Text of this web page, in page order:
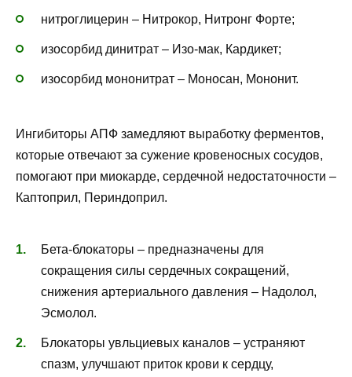
нитроглицерин – Нитрокор, Нитронг Форте;
изосорбид динитрат – Изо-мак, Кардикет;
изосорбид мононитрат – Моносан, Мононит.
Ингибиторы АПФ замедляют выработку ферментов,
которые отвечают за сужение кровеносных сосудов,
помогают при миокарде, сердечной недостаточности –
Каптоприл, Периндоприл.
Бета-блокаторы – предназначены для
сокращения силы сердечных сокращений,
снижения артериального давления – Надолол,
Эсмолол.
Блокаторы увльциевых каналов – устраняют
спазм, улучшают приток крови к сердцу,